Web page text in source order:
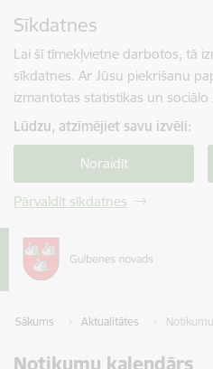
Sīkdatnes
Lai šī tīmekļvietne darbotos, tā
sīkdatnes. Ar Jūsu piekrišanu
izmantotas statistikas un
Lūdzu, atzīmējiet savu izvēli:
Noraidīt
Pārvaldīt sīkdatnes
Sākums Aktualitātes
Notikumu kalendārs